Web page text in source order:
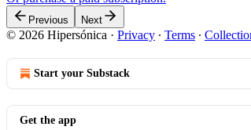
Previous Next
© 2026 Hipersónica · Privacy ∙ Terms ∙
Start your Substack
Get the app